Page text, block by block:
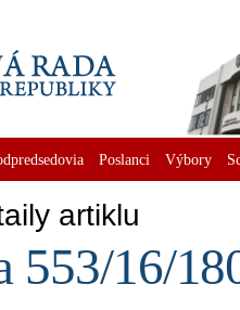
Poslanci Výbory
artiklu
553/16/